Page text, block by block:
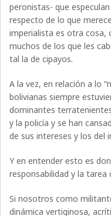
peronistas- que
respecto de lo que
imperialista es otra cosa,
muchos de los que les
tal la de cipayos.
A la vez, en relación a lo
bolivianas siempre
dominantes
y la policía y se han
de sus intereses y los del
Y en entender esto es
responsabilidad y la tarea
Si nosotros como
dinámica vertiginosa,